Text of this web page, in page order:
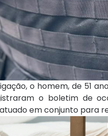
o homem, de 51
o boletim de
em conjunto para